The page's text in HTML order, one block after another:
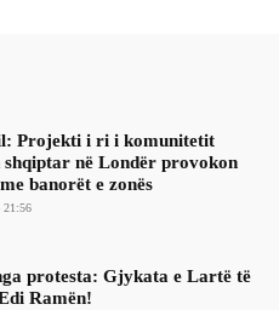
Projekti i ri i komunitetit
shqiptar në Londër provokon
banorët e zonës
21:56
protesta: Gjykata e Lartë të
Ramën!